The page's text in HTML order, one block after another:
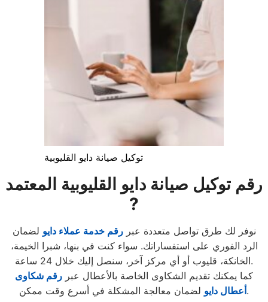
توكيل صيانة دايو القليوبية
رقم توكيل صيانة دايو القليوبية المعتمد
?
نوفر لك طرق تواصل متعددة عبررقم خدمة عملاء دايو لضمان
الرد الفوري على استفساراتك. سواء كنت في بنها، شبرا الخيمة،
الخانكة، قليوب أو أي مركز آخر، سنصل إليك خلال 24 ساعة.
كما يمكنك تقديم الشكاوى الخاصة بالأعطال عبر رقم شكاوى
أعطال دايولضمان معالجة المشكلة في أسرع وقت ممكن.